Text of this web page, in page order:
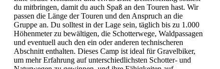
du mitbringen, damit du auch Spaß an den Touren hast. Wir
passen die Länge der Touren und den Anspruch an die
Gruppe an. Du solltest in der Lage sein, täglich bis zu 1.000
Höhenmeter zu bewältigen, die Schotterwege, Waldpassagen
und eventuell auch den ein oder anderen technischeren
Abschnitt enthalten. Dieses Camp ist ideal für Gravelbiker,
um mehr Erfahrung auf unterschiedlichsten Schotter- und